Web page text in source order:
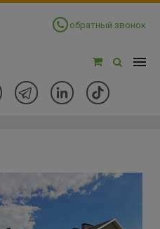
обратный звонок